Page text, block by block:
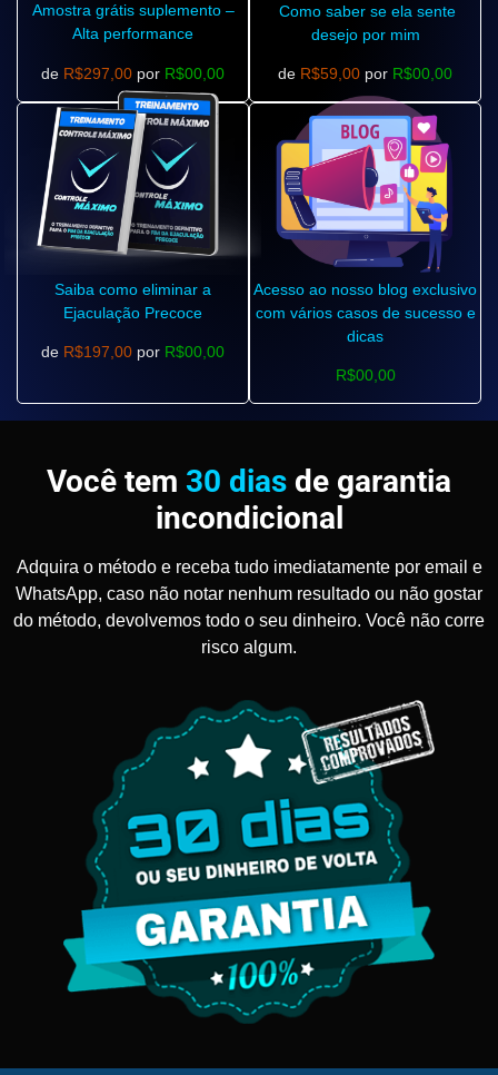
Amostra grátis suplemento –
Alta performance
de R$297,00 por R$00,00
Como saber se ela sente
desejo por mim
de R$59,00 por R$00,00
Saiba como eliminar a
Ejaculação Precoce
de R$197,00 por R$00,00
Acesso ao nosso blog exclusivo
com vários casos de sucesso e
dicas
R$00,00
Você tem 30 dias de garantia
incondicional
Adquira o método e receba tudo imediatamente por email e
WhatsApp, caso não notar nenhum resultado ou não gostar
do método, devolvemos todo o seu dinheiro. Você não corre
risco algum.